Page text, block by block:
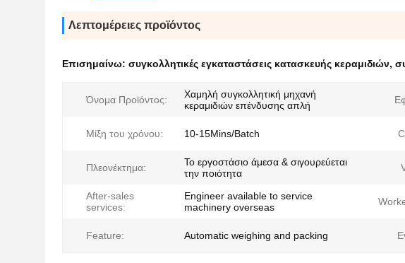
Λεπτομέρειες προϊόντος
Επισημαίνω: συγκολλητικές εγκαταστάσεις κατασκευής κεραμιδιών,
Όνομα Προϊόντος:
Χαμηλή συγκολλητική μηχανή
κεραμιδιών επένδυσης απλή
Μίξη του χρόνου: 10-15Mins/Batch
Πλεονέκτημα:
Το εργοστάσιο άμεσα & σιγουρεύεται
την ποιότητα
After-sales
services:
Engineer available to service
machinery overseas
Feature: Automatic weighing and packing